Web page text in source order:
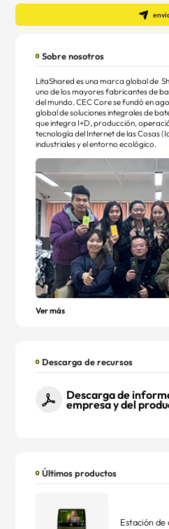
Sobre nosotros
LitaShared es una marca global de
uno de los mayores fabricantes de
del mundo. CEC Core se fundó en
global de soluciones integrales de
que integra I+D, producción,
tecnología del Internet de las Cosas
industriales y el entorno ecológico.
Ver más
Descarga de recursos
Descarga de
empresa y del
Últimos productos
Estación de